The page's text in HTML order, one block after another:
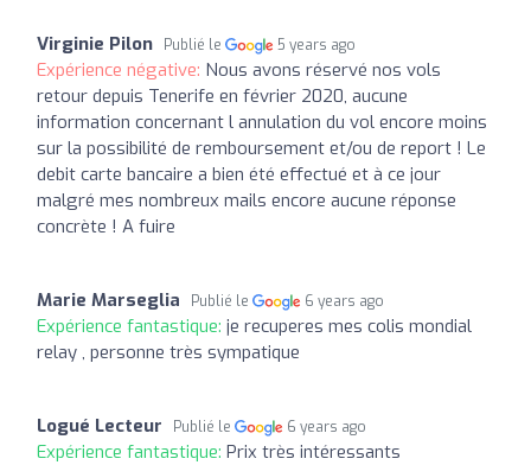
Virginie Pilon Publié le 5 years ago
Expérience négative: Nous avons réservé nos vols
retour depuis Tenerife en février 2020, aucune
information concernant l annulation du vol encore moins
sur la possibilité de remboursement et/ou de report ! Le
debit carte bancaire a bien été effectué et à ce jour
malgré mes nombreux mails encore aucune réponse
concrète ! A fuire
Marie Marseglia Publié le 6 years ago
Expérience fantastique: je recuperes mes colis mondial
relay , personne très sympatique
Logué Lecteur Publié le 6 years ago
Expérience fantastique: Prix très intéressants